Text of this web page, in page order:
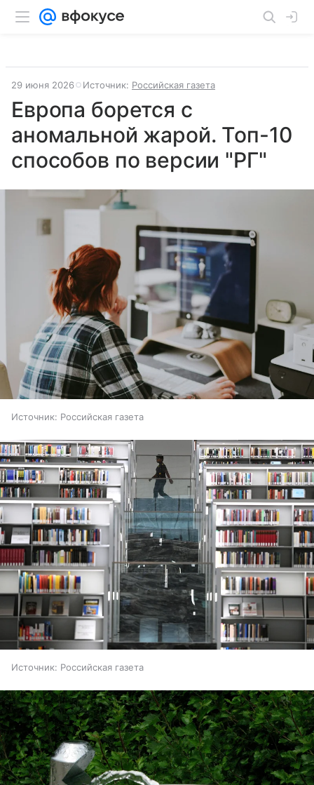
29 июня 2026 Источник: Российская газета
Европа борется с
аномальной жарой. Топ-10
способов по версии "РГ"
Источник: Российская газета
Источник: Российская газета